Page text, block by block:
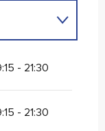
- 21:30
- 21:30